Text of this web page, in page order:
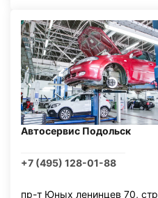
Автосервис Подольск
+7 (495) 128-01-88
пр-т Юных ленинцев 70,